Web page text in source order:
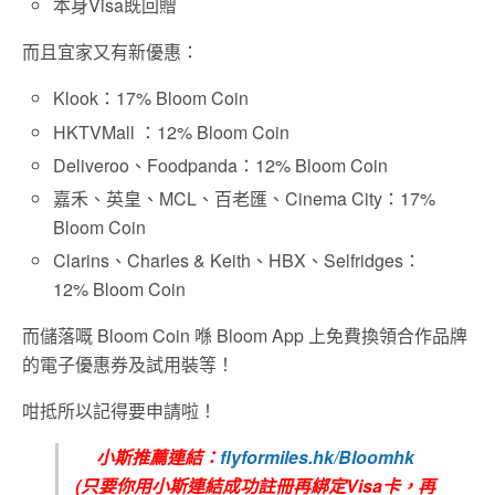
本身Visa既回贈
而且宜家又有新優惠：
Klook：17% Bloom Coin
HKTVMall ：12% Bloom Coin
Deliveroo、Foodpanda：12% Bloom Coin
嘉禾、英皇、MCL、百老匯、Cinema City：17%
Bloom Coin
Clarins、Charles & Keith、HBX、Selfridges：
12% Bloom Coin
而儲落嘅 Bloom Coin 喺 Bloom App 上免費換領合作品牌
的電子優惠券及試用裝等！
咁抵所以記得要申請啦！
小斯推薦連結：flyformiles.hk/Bloomhk
(只要你用小斯連結成功註冊再綁定Visa卡，再